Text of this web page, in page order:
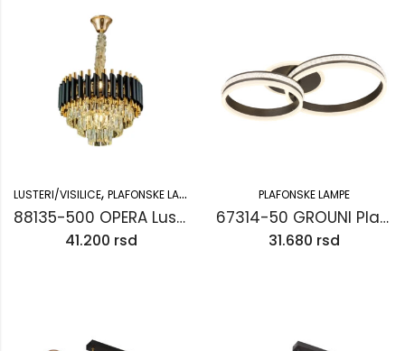
LUSTERI/VISILICE, PLAFONSKE LAMPE
88135-500 OPERA Luster
41.200 rsd
PLAFONSKE LAMPE
67314-50 GROUNI Plafonska lampa
31.680 rsd